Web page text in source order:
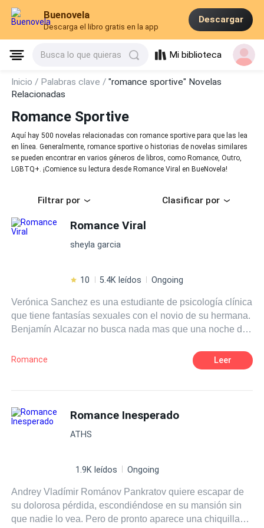
Buenovela
Descarga el libro gratis en la app
Descargar
Busca lo que quieras Mi biblioteca
Inicio / Palabras clave /"romance sportive" Novelas
Relacionadas
Romance Sportive
Aquí hay 500 novelas relacionadas con romance sportive para que las lea
en línea. Generalmente, romance sportive o historias de novelas similares
se pueden encontrar en varios géneros de libros, como Romance, Outro,
LGBTQ+. ¡Comience su lectura desde Romance Viral en BueNovela!
Filtrar por Clasificar por
Romance Viral
sheyla garcia
10 5.4K leídos Ongoing
Verónica Sanchez es una estudiante de psicología clínica
que tiene fantasías sexuales con el novio de su hermana.
Benjamín Alcazar no busca nada mas que una noche de
permite ser y hacer lo que quieras sin ser juzgado.
¿Acaso no es eso lo que todos quieren en algún
mujer, aunque se ha tocado a sí mismo, desea
experimentar antes de el día siguiente que contraerá
matrimonio con la hija del socio mayor de la empresa de
ambos decidan satisfacer esos deseos carnales tan
Romance Leer
Romance Inesperado
ATHS
1.9K leídos Ongoing
Andrey Vladímir Románov Pankratov quiere escapar de
su dolorosa pérdida, escondiéndose en su mansión sin
que nadie lo vea. Pero de pronto aparece una chiquilla